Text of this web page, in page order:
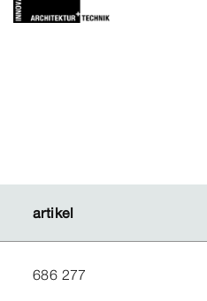
artikel
artikel
686 277